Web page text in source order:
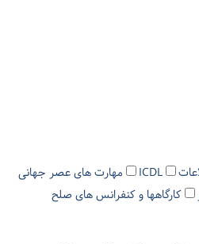
ICDL
مهارت های عصر جهانی
کارگاهها و کنفرانس های صلح